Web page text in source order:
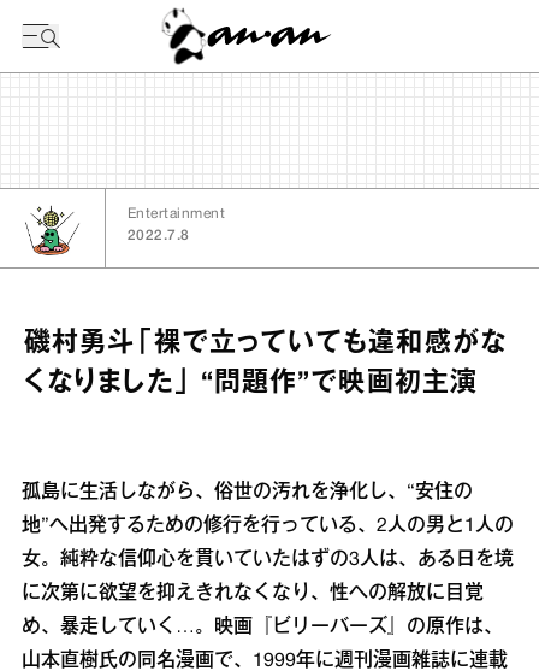
Entertainment
2022.7.8
磯村勇斗「裸で立っていても違和感がな
くなりました」 “問題作”で映画初主演
孤島に生活しながら、俗世の汚れを浄化し、“安住の
地”へ出発するための修行を行っている、2人の男と1人の
女。純粋な信仰心を貫いていたはずの3人は、ある日を境
に次第に欲望を抑えきれなくなり、性への解放に目覚
め、暴走していく…。映画『ビリーバーズ』の原作は、
山本直樹氏の同名漫画で、1999年に週刊漫画雑誌に連載